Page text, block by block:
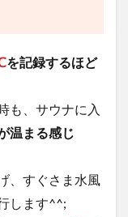
を記録するほど
も、サウナに入
温まる感じ
、すぐさま水風
します^^;